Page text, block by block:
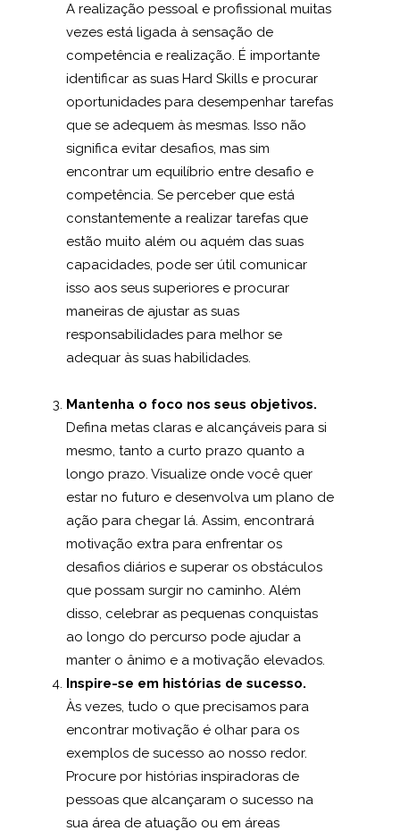
A realização pessoal e profissional muitas
vezes está ligada à sensação de
competência e realização. É importante
identificar as suas Hard Skills e procurar
oportunidades para desempenhar tarefas
que se adequem às mesmas. Isso não
significa evitar desafios, mas sim
encontrar um equilíbrio entre desafio e
competência. Se perceber que está
constantemente a realizar tarefas que
estão muito além ou aquém das suas
capacidades, pode ser útil comunicar
isso aos seus superiores e procurar
maneiras de ajustar as suas
responsabilidades para melhor se
adequar às suas habilidades.
Mantenha o foco nos seus objetivos.
Defina metas claras e alcançáveis para si
mesmo, tanto a curto prazo quanto a
longo prazo. Visualize onde você quer
estar no futuro e desenvolva um plano de
ação para chegar lá. Assim, encontrará
motivação extra para enfrentar os
desafios diários e superar os obstáculos
que possam surgir no caminho. Além
disso, celebrar as pequenas conquistas
ao longo do percurso pode ajudar a
manter o ânimo e a motivação elevados.
Inspire-se em histórias de sucesso.
Às vezes, tudo o que precisamos para
encontrar motivação é olhar para os
exemplos de sucesso ao nosso redor.
Procure por histórias inspiradoras de
pessoas que alcançaram o sucesso na
sua área de atuação ou em áreas